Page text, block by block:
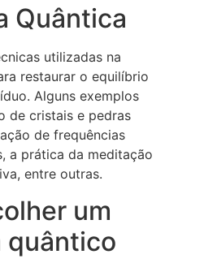
Quântica
utilizadas na
restaurar o equilíbrio
Alguns exemplos
de cristais e pedras
de frequências
a prática da meditação
entre outras.
um
quântico